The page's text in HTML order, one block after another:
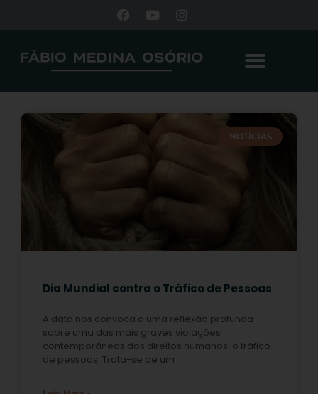
NOTÍCIAS
Dia Mundial contra o Tráfico de Pessoas
A data nos convoca a uma reflexão profunda
sobre uma das mais graves violações
contemporâneas dos direitos humanos: o tráfico
de pessoas. Trata-se de um